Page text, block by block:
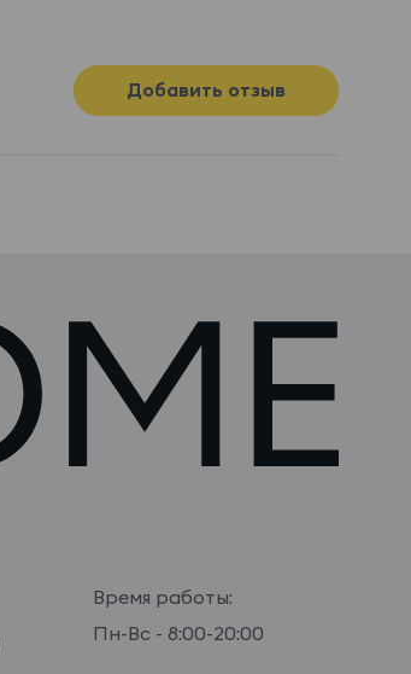
Добавить отзыв
Время работы:
Пн-Вс - 8:00-20:00